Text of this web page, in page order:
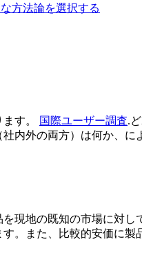
方法論を選択する
す。 国際ユーザー調査.
内外の両方）は何か、
現地の既知の市場に対し
。また、比較的安価に製